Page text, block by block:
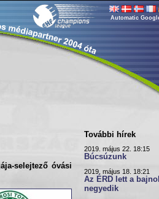
Automatic
selejtező óvási
További hírek
2019. május 22. 18:15
Búcsúzunk
2019. május 18. 18:21
Az ÉRD lett a
negyedik